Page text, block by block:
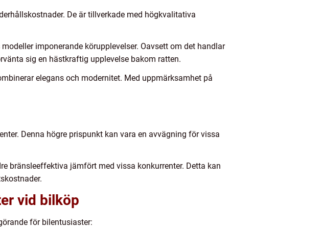
De är tillverkade med högkvalitativa
imponerande körupplevelser. Oavsett om det handlar
sig en hästkraftig upplevelse bakom ratten.
elegans och modernitet. Med uppmärksamhet på
Denna högre prispunkt kan vara en avvägning för vissa
bränsleeffektiva jämfört med vissa konkurrenter. Detta kan
vid bilköp
för bilentusiaster: